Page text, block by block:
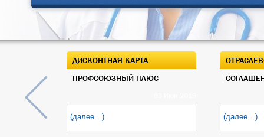
ДИСКОНТНАЯ КАРТА
ПРОФСОЮЗНЫЙ ПЛЮС
(далее…) (далее…)